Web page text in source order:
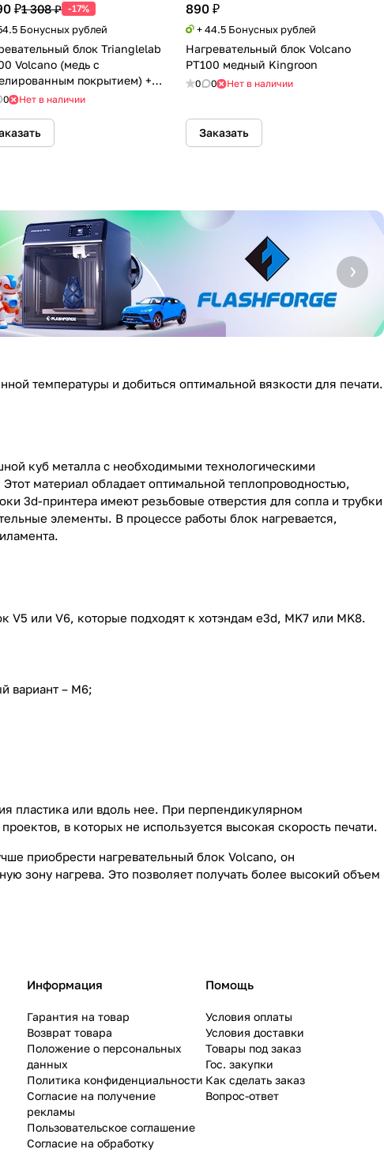
₽1 308 ₽ -17%
Бонусных рублей
блок Trianglelab
Volcano (медь с
покрытием) +
0 Нет в наличии
890 ₽
+ 44.5 Бонусных рублей
Нагревательный блок Volcano
PT100 медный Kingroon
0 0 Нет в наличии
Заказать
температуры и добиться оптимальной вязкости для печати.
куб металла с необходимыми технологическими
материал обладает оптимальной теплопроводностью,
3d-принтера имеют резьбовые отверстия для сопла и трубки
элементы. В процессе работы блок нагревается,
V5 или V6, которые подходят к хотэндам e3d, MK7 или MK8.
вариант – М6;
пластика или вдоль нее. При перпендикулярном
в которых не используется высокая скорость печати.
приобрести нагревательный блок Volcano, он
зону нагрева. Это позволяет получать более высокий объем
Информация
Гарантия на товар
Возврат товара
Положение о персональных
данных
Политика конфиденциальности
Согласие на получение
рекламы
Пользовательское соглашение
Согласие на обработку
Помощь
Условия оплаты
Условия доставки
Товары под заказ
Гос. закупки
Как сделать заказ
Вопрос-ответ